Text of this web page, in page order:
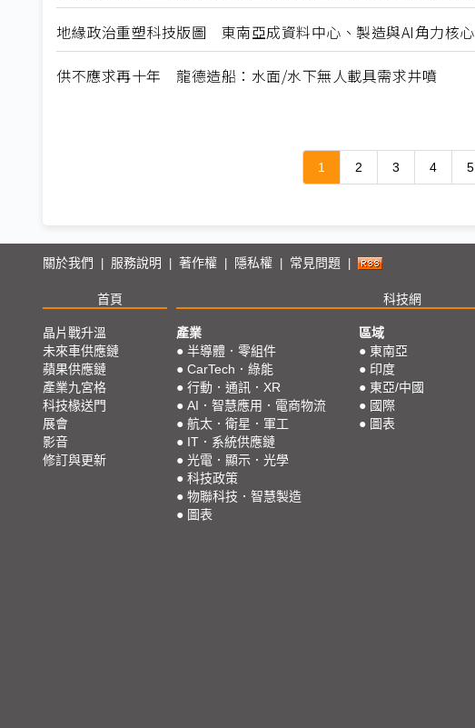
地緣政治重塑科技版圖 東南亞成資料中心、製造與AI角力核心
供不應求再十年 龍德造船：水面/水下無人載具需求井噴
1 2 3 4 5
關於我們 | 服務說明 | 著作權 | 隱私權 | 常見問題 |
首頁 科技網
晶片戰升溫
未來車供應鏈
蘋果供應鏈
產業九宮格
科技椽送門
展會
影音
修訂與更新
產業
● 半導體．零組件
● CarTech．綠能
● 行動．通訊．XR
● AI．智慧應用．電商物流
● 航太．衛星．軍工
● IT．系統供應鏈
● 光電．顯示．光學
● 科技政策
● 物聯科技．智慧製造
● 圖表
區域
● 東南亞
● 印度
● 東亞/中國
● 國際
● 圖表